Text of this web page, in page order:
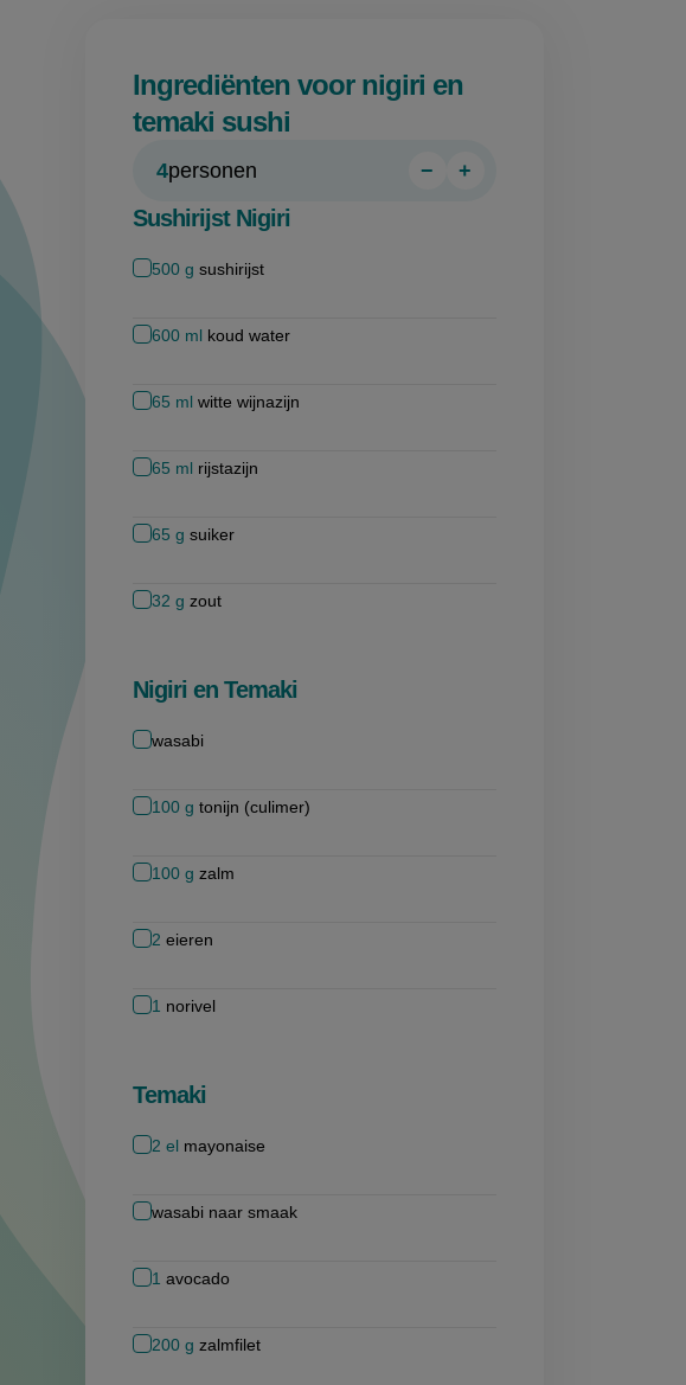
Ingrediënten voor nigiri en
temaki sushi
4personen
Persoon
−
Persoon
+
Sushirijst Nigiri
500 g sushirijst
600 ml koud water
65 ml witte wijnazijn
65 ml rijstazijn
65 g suiker
32 g zout
Nigiri en Temaki
wasabi
100 g tonijn (culimer)
100 g zalm
2 eieren
1 norivel
Temaki
2 el mayonaise
wasabi naar smaak
1 avocado
200 g zalmfilet